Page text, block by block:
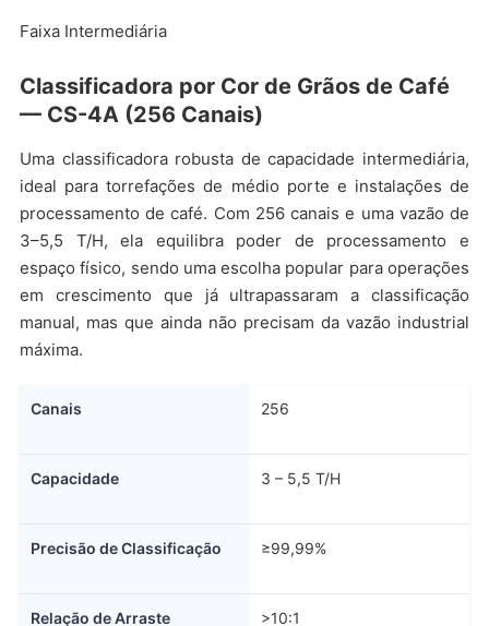
Faixa Intermediária
Classificadora por Cor de Grãos de Café
— CS-4A (256 Canais)
Uma classificadora robusta de capacidade intermediária,
ideal para torrefações de médio porte e instalações de
processamento de café. Com 256 canais e uma vazão de
3–5,5 T/H, ela equilibra poder de processamento e
espaço físico, sendo uma escolha popular para operações
em crescimento que já ultrapassaram a classificação
manual, mas que ainda não precisam da vazão industrial
máxima.
Canais 256
Capacidade 3 – 5,5 T/H
Precisão de Classificação ≥99,99%
Relação de Arraste >10:1